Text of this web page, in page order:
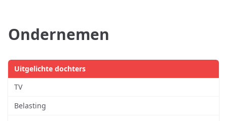
Ondernemen
Uitgelichte dochters
TV
Belasting